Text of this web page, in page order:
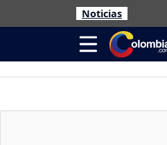
Noticias